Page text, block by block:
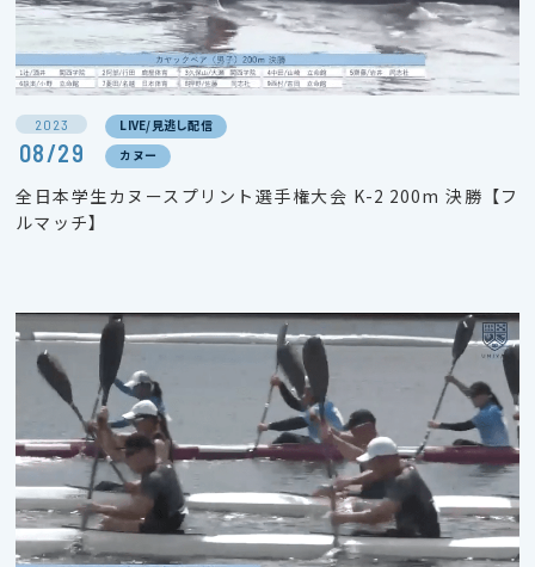
2023
08/29
LIVE/見逃し配信
カヌー
全日本学生カヌースプリント選手権大会 K-2 200m 決勝【フ
ルマッチ】